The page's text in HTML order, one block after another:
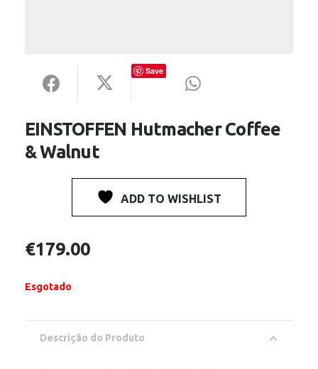
Save
EINSTOFFEN Hutmacher Coffee
& Walnut
ADD TO WISHLIST
€179.00
Esgotado
Descrição do Produto